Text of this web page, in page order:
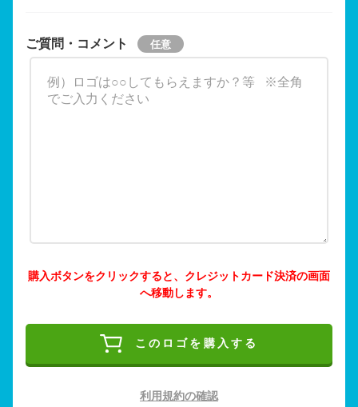
ご質問・コメント
購入ボタンをクリックすると、クレジットカード決済の画面
へ移動します。
このロゴを購入する
利用規約の確認